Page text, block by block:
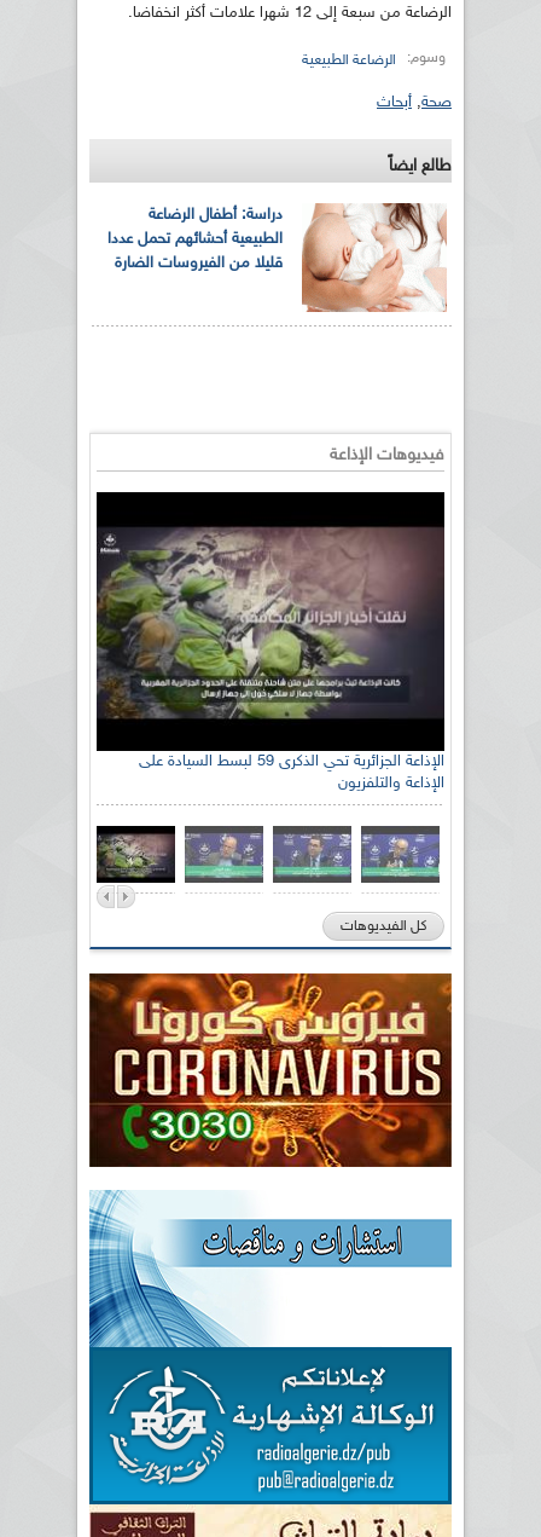
الرضاعة من سبعة إلى 12 شهرا علامات أكثر انخفاضا.
وسوم: الرضاعة الطبيعية
صحة, أبحاث
طالع ايضاً
دراسة: أطفال الرضاعة
الطبيعية أحشائهم تحمل عددا
قليلا من الفيروسات الضارة
فيديوهات الإذاعة
الإذاعة الجزائرية تحي الذكرى 59 لبسط السيادة على
الإذاعة والتلفزيون
كل الفيديوهات